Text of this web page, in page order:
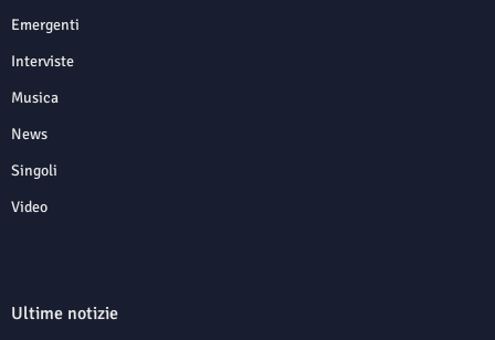
Emergenti
Interviste
Musica
News
Singoli
Video
Ultime notizie